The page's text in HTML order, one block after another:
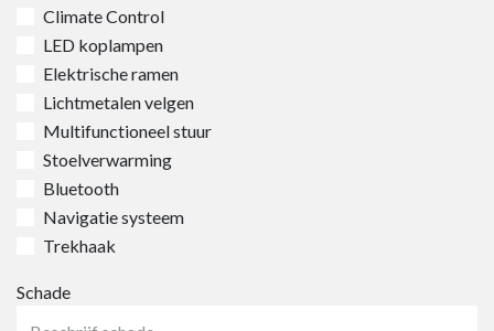
Climate Control
LED koplampen
Elektrische ramen
Lichtmetalen velgen
Multifunctioneel stuur
Stoelverwarming
Bluetooth
Navigatie systeem
Trekhaak
Schade